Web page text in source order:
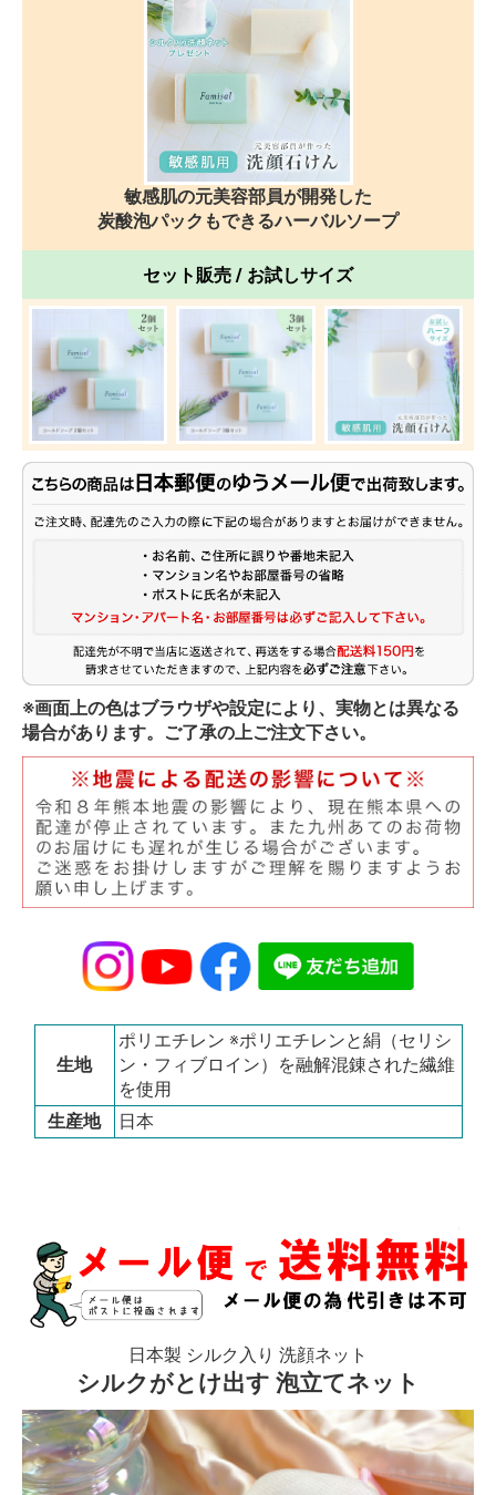
敏感肌の元美容部員が開発した
炭酸泡パックもできるハーバルソープ
セット販売 / お試しサイズ
※画面上の色はブラウザや設定により、実物とは異なる
場合があります。ご了承の上ご注文下さい。
生地
ポリエチレン ※ポリエチレンと絹（セリシ
ン・フィブロイン）を融解混錬された繊維
を使用
生産地
日本
日本製 シルク入り 洗顔ネット
シルクがとけ出す 泡立てネット